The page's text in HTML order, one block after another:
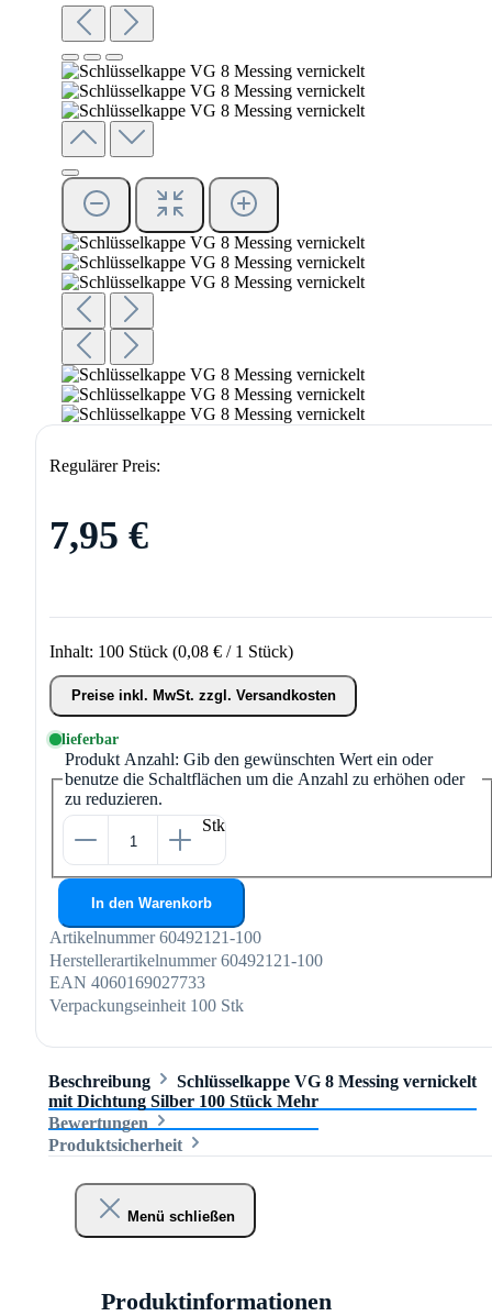
Regulärer Preis:
7,95 €
Inhalt: 100 Stück (0,08 € / 1 Stück)
Preise inkl. MwSt. zzgl. Versandkosten
lieferbar
Produkt Anzahl: Gib den gewünschten Wert ein oder
benutze die Schaltflächen um die Anzahl zu erhöhen oder
zu reduzieren.
Stk
In den Warenkorb
Artikelnummer 60492121-100
Herstellerartikelnummer 60492121-100
EAN 4060169027733
Verpackungseinheit 100 Stk
Beschreibung
Schlüsselkappe VG 8 Messing vernickelt
mit Dichtung Silber 100 Stück Mehr
Bewertungen
Produktsicherheit
Menü schließen
Produktinformationen